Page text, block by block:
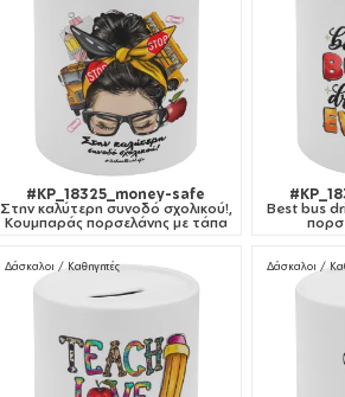
#KP_18325_money-safe
Στην καλύτερη συνοδό σχολικού!,
Κουμπαράς πορσελάνης με τάπα
Best bus
Δάσκαλοι / Καθηγητές Δάσκαλοι /